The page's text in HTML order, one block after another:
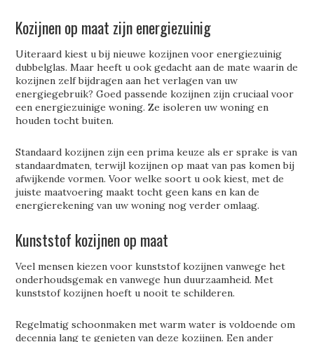
Kozijnen op maat zijn energiezuinig
Uiteraard kiest u bij nieuwe kozijnen voor energiezuinig
dubbelglas. Maar heeft u ook gedacht aan de mate waarin de
kozijnen zelf bijdragen aan het verlagen van uw
energiegebruik? Goed passende kozijnen zijn cruciaal voor
een energiezuinige woning. Ze isoleren uw woning en
houden tocht buiten.
Standaard kozijnen zijn een prima keuze als er sprake is van
standaardmaten, terwijl kozijnen op maat van pas komen bij
afwijkende vormen. Voor welke soort u ook kiest, met de
juiste maatvoering maakt tocht geen kans en kan de
energierekening van uw woning nog verder omlaag.
Kunststof kozijnen op maat
Veel mensen kiezen voor kunststof kozijnen vanwege het
onderhoudsgemak en vanwege hun duurzaamheid. Met
kunststof kozijnen hoeft u nooit te schilderen.
Regelmatig schoonmaken met warm water is voldoende om
decennia lang te genieten van deze kozijnen. Een ander